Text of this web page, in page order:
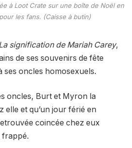
à Loot Crate sur une boîte de Noël en
les fans. (Caisse à butin)
signification de Mariah Carey,
de ses souvenirs de fête
ses oncles homosexuels.
oncles, Burt et Myron la
elle et qu’un jour férié en
coincée chez eux
frappé.